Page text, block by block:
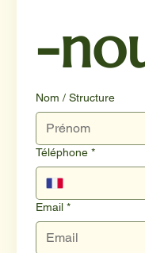
-
Nom / Structure
Téléphone *
Email *